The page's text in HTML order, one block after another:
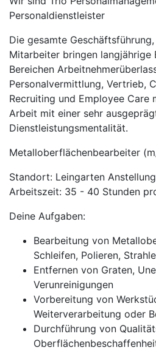
Personaldienstleister
Die gesamte
Mitarbeiter bringen langjährige
Bereichen
Personalvermittlung, Vertrieb,
Recruiting und Employee Care
Arbeit mit einer sehr
Dienstleistungsmentalität.
Metalloberflächenbearbeiter
Standort: Leingarten
Arbeitszeit: 35 - 40 Stunden
Deine Aufgaben:
Bearbeitung von
Schleifen, Polieren,
Entfernen von Graten,
Verunreinigungen
Vorbereitung von
Weiterverarbeitung oder
Durchführung von